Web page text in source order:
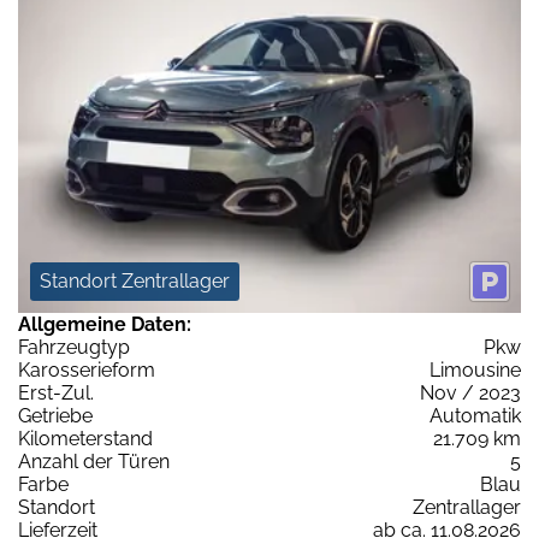
Standort Zentrallager
Allgemeine Daten:
Fahrzeugtyp
Pkw
Karosserieform
Limousine
Erst-Zul.
Nov / 2023
Getriebe
Automatik
Kilometerstand
21.709 km
Anzahl der Türen
5
Farbe
Blau
Standort
Zentrallager
Lieferzeit
ab ca. 11.08.2026